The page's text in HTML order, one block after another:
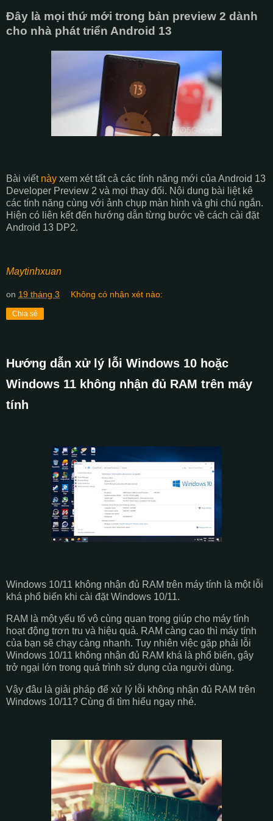
Đây là mọi thứ mới trong bản preview 2 dành
cho nhà phát triển Android 13
Bài viết này xem xét tất cả các tính năng mới của Android 13
Developer Preview 2 và mọi thay đổi. Nội dung bài liệt kê
các tính năng cùng với ảnh chụp màn hình và ghi chú ngắn.
Hiện có liên kết đến hướng dẫn từng bước về cách cài đặt
Android 13 DP2.
Maytinhxuan
on 19 tháng 3 Không có nhận xét nào:
Chia sẻ
Hướng dẫn xử lý lỗi Windows 10 hoặc
Windows 11 không nhận đủ RAM trên máy
tính
Windows 10/11 không nhận đủ RAM trên máy tính là một lỗi
khá phổ biến khi cài đặt Windows 10/11.
RAM là một yếu tố vô cùng quan trọng giúp cho máy tính
hoạt động trơn tru và hiệu quả. RAM càng cao thì máy tính
của bạn sẽ chạy càng nhanh. Tuy nhiên việc gặp phải lỗi
Windows 10/11 không nhận đủ RAM khá là phổ biến, gây
trở ngại lớn trong quá trình sử dụng của người dùng.
Vậy đâu là giải pháp để xử lý lỗi không nhận đủ RAM trên
Windows 10/11? Cùng đi tìm hiểu ngay nhé.